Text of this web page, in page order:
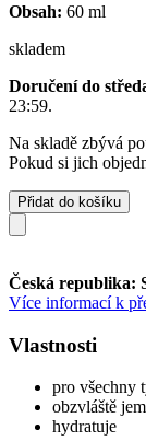
Obsah: 60 ml
skladem
Doručení do
23:59.
Na skladě zbývá
Pokud si jich
Přidat do košíku
Česká republika:
Více informací k
Vlastnosti
pro všechny
obzvláště
hydratuje